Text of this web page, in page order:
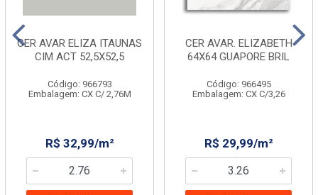
CER AVAR ELIZA ITAUNAS
CIM ACT 52,5X52,5
Código: 966793
Embalagem: CX C/ 2,76M
R$ 32,99/m²
CER AVAR. ELIZABETH
64X64 GUAPORE BRIL
Código: 966495
Embalagem: CX C/3,26
R$ 29,99/m²